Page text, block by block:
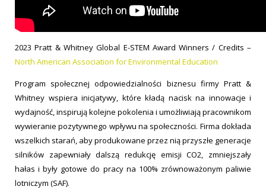
2023 Pratt & Whitney Global E-STEM Award Winners / Credits –
North American Association for Environmental Education
Program społecznej odpowiedzialności biznesu firmy Pratt &
Whitney wspiera inicjatywy, które kładą nacisk na innowacje i
wydajność, inspirują kolejne pokolenia i umożliwiają pracownikom
wywieranie pozytywnego wpływu na społeczności. Firma dokłada
wszelkich starań, aby produkowane przez nią przyszłe generacje
silników zapewniały dalszą redukcję emisji CO2, zmniejszały
hałas i były gotowe do pracy na 100% zrównoważonym paliwie
lotniczym (SAF).